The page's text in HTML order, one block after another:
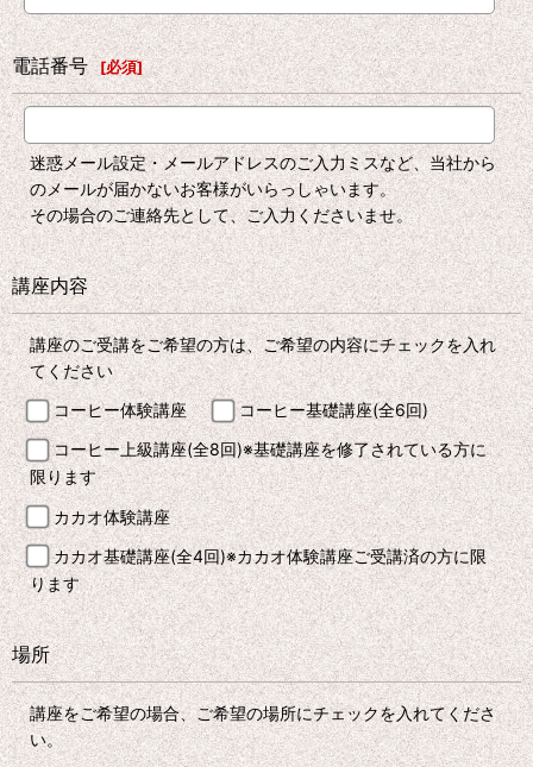
電話番号 [必須]
迷惑メール設定・メールアドレスのご入力ミスなど、当社から
のメールが届かないお客様がいらっしゃいます。
その場合のご連絡先として、ご入力くださいませ。
講座内容
講座のご受講をご希望の方は、ご希望の内容にチェックを入れ
てください
コーヒー体験講座
コーヒー基礎講座(全6回)
コーヒー上級講座(全8回)※基礎講座を修了されている方に
限ります
カカオ体験講座
カカオ基礎講座(全4回)※カカオ体験講座ご受講済の方に限
ります
場所
講座をご希望の場合、ご希望の場所にチェックを入れてくださ
い。